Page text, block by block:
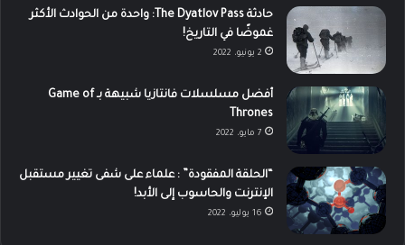
حادثة The Dyatlov Pass: واحدة من الحوادث الأكثر
غموضًا في التاريخ!
2 يونيو، 2022
أفضل مسلسلات فانتازيا شبيهة بـ Game of
Thrones
7 مايو، 2022
“الحلقة المفقودة” : علماء على شفى تغيير مستقبل
الإنترنت والحاسوب إلى الأبد!
16 يوليو، 2022